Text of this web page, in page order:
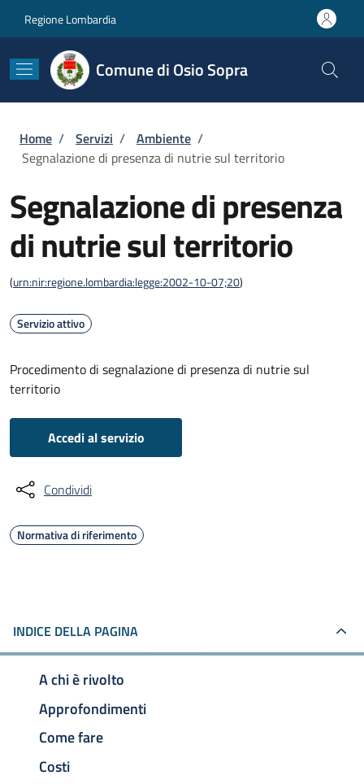
Regione Lombardia
Comune di Osio Sopra
Briciole di pane
Home / Servizi / Ambiente /
Segnalazione di presenza di nutrie sul territorio
Segnalazione di presenza
di nutrie sul territorio
(urn:nir:regione.lombardia:legge:2002-10-07;20)
Servizio attivo
Procedimento di segnalazione di presenza di nutrie sul
territorio
Accedi al servizio
Condividi
Normativa di riferimento
INDICE DELLA PAGINA
A chi è rivolto
Approfondimenti
Come fare
Costi